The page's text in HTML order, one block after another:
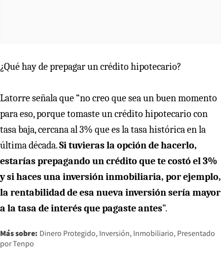
¿Qué hay de prepagar un crédito hipotecario?
Latorre señala que “no creo que sea un buen momento
para eso, porque tomaste un crédito hipotecario con
tasa baja, cercana al 3% que es la tasa histórica en la
última década.Si tuvieras la opción de hacerlo,
estarías prepagando un crédito que te costó el 3%
y si haces una inversión inmobiliaria, por ejemplo,
la rentabilidad de esa nueva inversión sería mayor
a la tasa de interés que pagaste antes”.
Más sobre: Dinero Protegido Inversión Inmobiliario Presentado
por Tenpo